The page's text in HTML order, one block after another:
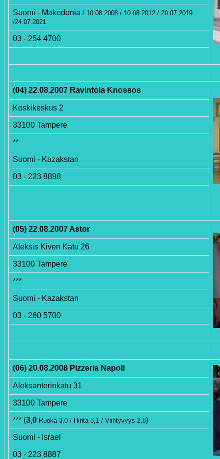
Suomi - Makedonia / 10.08.2008 / 10.08.2012 / 20.07.2019
/24.07.2021
03 - 254 4700
(04) 22.08.2007 Ravintola Knossos
Koskikeskus 2
33100 Tampere
**
Suomi - Kazakstan
03 - 223 8898
(05) 22.08.2007 Astor
Aleksis Kiven Katu 26
33100 Tampere
***
Suomi - Kazakstan
03 - 260 5700
(06) 20.08.2008 Pizzeria Napoli
Aleksanterinkatu 31
33100 Tampere
*** (3,0 Ruoka 3,0 / Hinta 3,1 / Viihtyvyys 2,8)
Suomi - Israel
03 - 223 8887